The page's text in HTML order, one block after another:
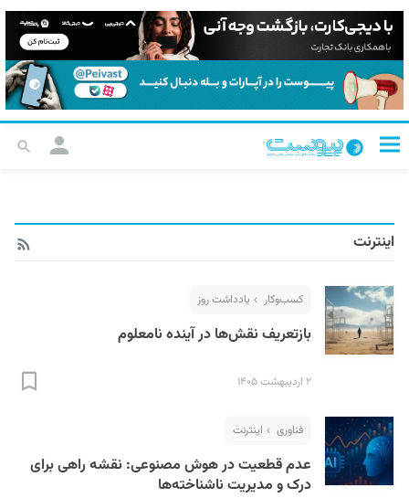
اینترنت
کسب‌و‌کار یادداشت روز
بازتعریف نقش‌ها در آینده نامعلوم
۲ اردیبهشت ۱۴۰۵
فناوری اینترنت
عدم قطعیت در هوش مصنوعی: نقشه راهی برای
درک و مدیریت ناشناخته‌ها